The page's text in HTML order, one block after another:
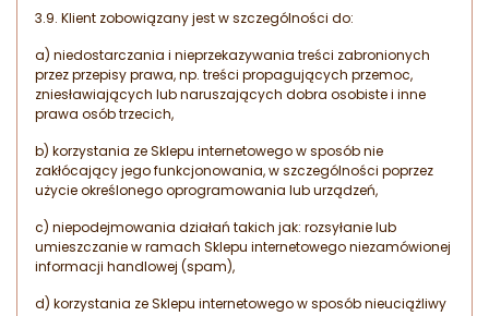
3.9. Klient zobowiązany jest w szczególności do:
a) niedostarczania i nieprzekazywania treści zabronionych
przez przepisy prawa, np. treści propagujących przemoc,
zniesławiających lub naruszających dobra osobiste i inne
prawa osób trzecich,
b) korzystania ze Sklepu internetowego w sposób nie
zakłócający jego funkcjonowania, w szczególności poprzez
użycie określonego oprogramowania lub urządzeń,
c) niepodejmowania działań takich jak: rozsyłanie lub
umieszczanie w ramach Sklepu internetowego niezamówionej
informacji handlowej (spam),
d) korzystania ze Sklepu internetowego w sposób nieuciążliwy